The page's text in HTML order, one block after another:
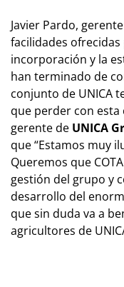
Javier Pardo,
facilidades ofrecidas
incorporación y la
han terminado de
conjunto de UNICA
que perder con esta
gerente de UNICA
que “Estamos muy
Queremos que
gestión del grupo y
desarrollo del
que sin duda va a
agricultores de